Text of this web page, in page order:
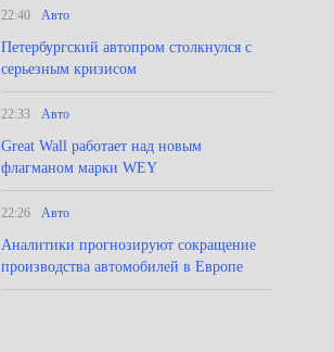
22:40 Авто
Петербургский автопром столкнулся с
серьезным кризисом
22:33 Авто
Great Wall работает над новым
флагманом марки WEY
22:26 Авто
Аналитики прогнозируют сокращение
производства автомобилей в Европе